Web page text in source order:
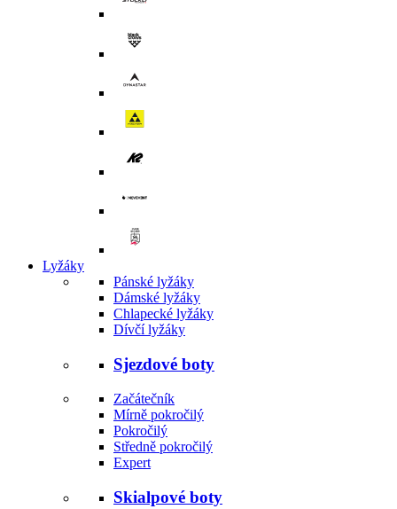
Lyžáky
Pánské lyžáky
Dámské lyžáky
Chlapecké lyžáky
Dívčí lyžáky
Sjezdové boty
Začátečník
Mírně pokročilý
Pokročilý
Středně pokročilý
Expert
Skialpové boty